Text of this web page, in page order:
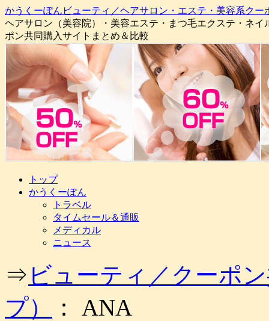
かうくーぽんビューティ／ヘアサロン・エステ・美容系ク
ヘアサロン（美容院）・美容エステ・まつ毛エクステ・ネ
ポン共同購入サイトまとめ＆比較
ッ
トップ
かうくーぽん
トラベル
タイムセール＆通販
メディカル
ニュース
⇒ ビューティ／クーポ
プ）
： ANA